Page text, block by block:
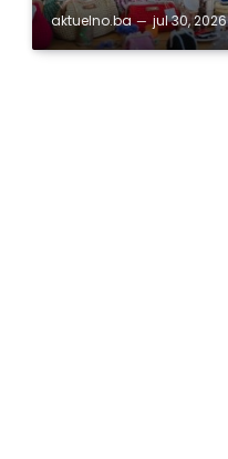
aktuelno.ba jul 30, 2026